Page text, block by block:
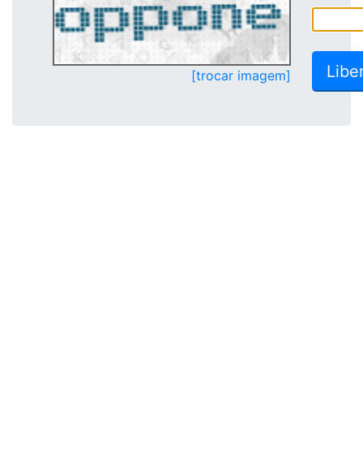
[trocar imagem]